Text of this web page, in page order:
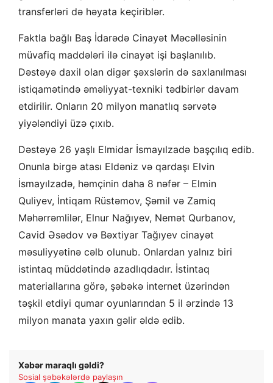
transferləri də həyata keçiriblər.
Faktla bağlı Baş İdarədə Cinayət Məcəlləsinin
müvafiq maddələri ilə cinayət işi başlanılıb.
Dəstəyə daxil olan digər şəxslərin də saxlanılması
istiqamətində əməliyyat-texniki tədbirlər davam
etdirilir. Onların 20 milyon manatlıq sərvətə
yiyələndiyi üzə çıxıb.
Dəstəyə 26 yaşlı Elmidar İsmayılzadə başçılıq edib.
Onunla birgə atası Eldəniz və qardaşı Elvin
İsmayılzadə, həmçinin daha 8 nəfər – Elmin
Quliyev, İntiqam Rüstəmov, Şəmil və Zamiq
Məhərrəmlilər, Elnur Nağıyev, Nemət Qurbanov,
Cavid Əsədov və Bəxtiyar Tağıyev cinayət
məsuliyyətinə cəlb olunub. Onlardan yalnız biri
istintaq müddətində azadlıqdadır. İstintaq
materiallarına görə, şəbəkə internet üzərindən
təşkil etdiyi qumar oyunlarından 5 il ərzində 13
milyon manata yaxın gəlir əldə edib.
Xəbər maraqlı gəldi?
Sosial şəbəkələrdə paylaşın